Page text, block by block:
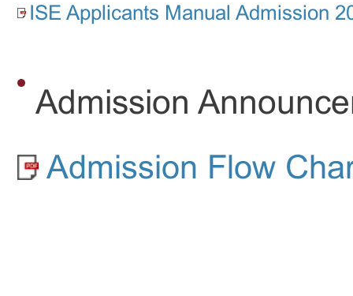
ISE Applicants Manual Admission
Admission
​Admission Flow